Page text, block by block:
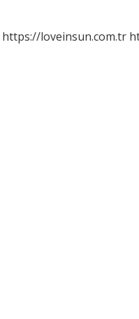
https://loveinsun.com.tr